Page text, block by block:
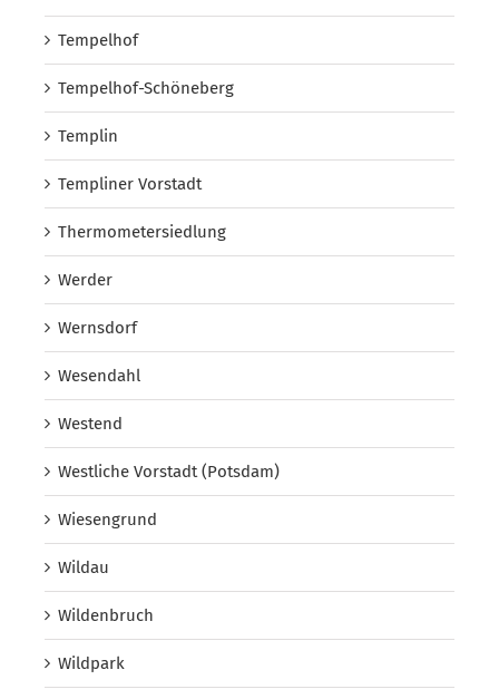
Tempelhof
Tempelhof-Schöneberg
Templin
Templiner Vorstadt
Thermometersiedlung
Werder
Wernsdorf
Wesendahl
Westend
Westliche Vorstadt (Potsdam)
Wiesengrund
Wildau
Wildenbruch
Wildpark